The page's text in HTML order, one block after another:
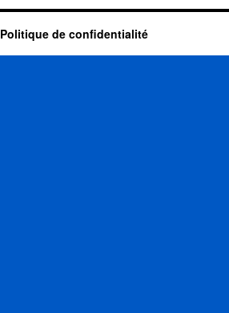
Politique de confidentialité